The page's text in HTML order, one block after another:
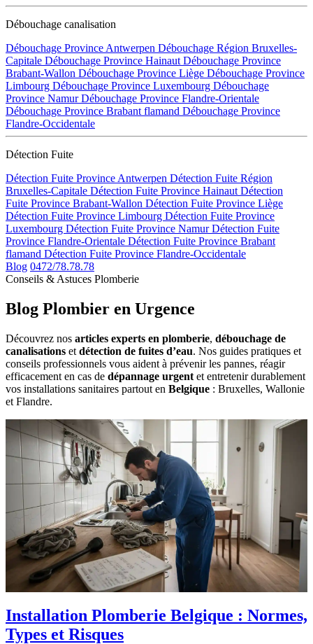
Débouchage canalisation
Débouchage Province Antwerpen Débouchage Région Bruxelles-
Capitale Débouchage Province Hainaut Débouchage Province
Brabant-Wallon Débouchage Province Liège Débouchage Province
Limbourg Débouchage Province Luxembourg Débouchage
Province NamurDébouchage Province Flandre-Orientale
Débouchage Province Brabant flamand Débouchage Province
Flandre-Occidentale
Détection Fuite
Détection Fuite Province Antwerpen Détection Fuite Région
Bruxelles-Capitale Détection Fuite Province Hainaut Détection
Fuite Province Brabant-Wallon Détection Fuite Province Liège
Détection Fuite Province Limbourg Détection Fuite Province
Luxembourg Détection Fuite Province NamurDétection Fuite
Province Flandre-Orientale Détection Fuite Province Brabant
flamand Détection Fuite Province Flandre-Occidentale
Blog 0472/78.78.78
Conseils & Astuces Plomberie
Blog Plombier en Urgence
Découvrez nos articles experts en plomberie, débouchage de
canalisations et détection de fuites d’eau. Nos guides pratiques et
conseils professionnels vous aident à prévenir les pannes, réagir
efficacement en cas de dépannage urgent et entretenir durablement
vos installations sanitaires partout en Belgique : Bruxelles, Wallonie
et Flandre.
Installation Plomberie Belgique : Normes,
Types et Risques